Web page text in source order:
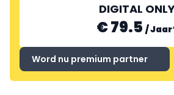
DIGITAL
€ 79.5 /Jaar
Word nu premium partner